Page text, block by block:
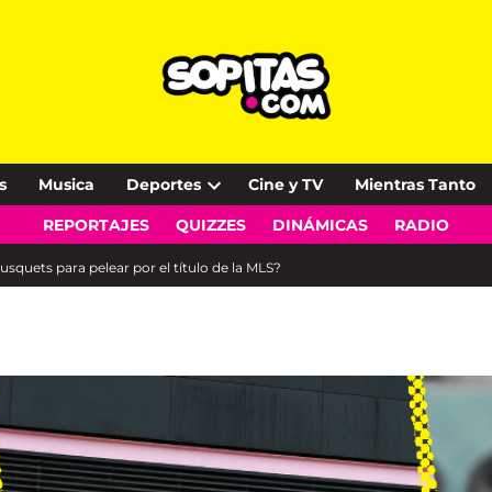
Musica Deportes
Open
dropdown
Cine y TV Mientras Tanto
REPORTAJES QUIZZES DINÁMICAS RADIO
para pelear por el título de la MLS?